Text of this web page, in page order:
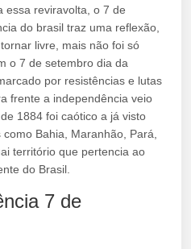
essa reviravolta, o 7 de
do brasil traz uma reflexão,
livre, mais não foi só
o 7 de setembro dia da
por resistências e lutas
frente a independência veio
1884 foi caótico a já visto
Bahia, Maranhão, Pará,
território que pertencia ao
do Brasil.
7 de